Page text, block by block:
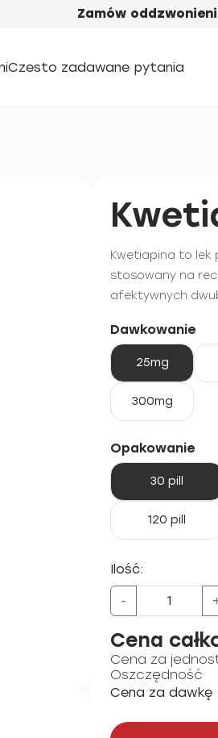
Zamów
Czesto zadawane pytania
Kwetiapina to lek
stosowany na
afektywnych
Dawkowanie
25mg
300mg
Opakowanie
30 pill
120 pill
Ilość:
-
Cena
Cena za
Oszczędność
Cena za dawkę